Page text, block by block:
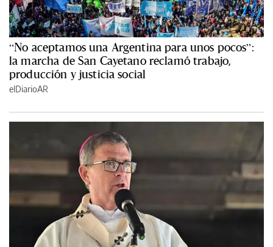
“No aceptamos una Argentina para unos pocos”:
la marcha de San Cayetano reclamó trabajo,
producción y justicia social
elDiarioAR